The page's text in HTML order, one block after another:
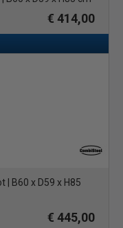
€ 414,00
B60 x D59 x H85
€ 445,00